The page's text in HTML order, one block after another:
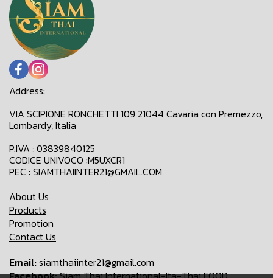
Address:
VIA SCIPIONE RONCHETTI 109 21044 Cavaria con Premezzo,
Lombardy, Italia
P.IVA : 03839840125
CODICE UNIVOCO :M5UXCR1
PEC : SIAMTHAIINTER21@GMAIL.COM
About Us
Products
Promotion
Contact Us
Email:siamthaiinter21@gmail.com